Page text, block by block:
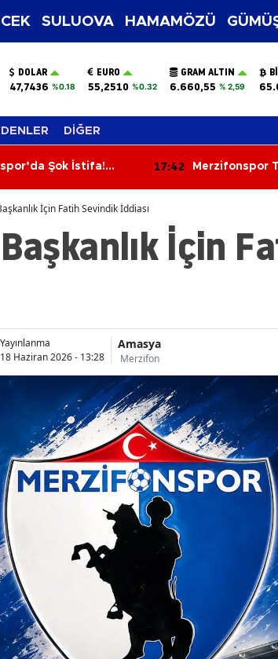
SULUOVA HAMAMÖZÜ
DOLAR
47,7436 %0.18
EURO
55,2510 %0.32
GRAM ALTIN
6.660,55 % 2,59
DİĞER
Şok İstifa!
17:42
Merzifonspor
İçin Fatih Sevindik İddiası
İçin
Yayınlanma
18 Haziran 2026 - 13:28
Amasya
Merzifon